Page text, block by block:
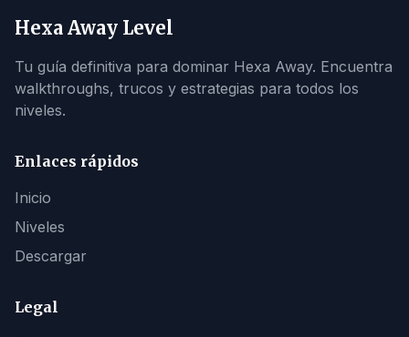
Hexa Away Level
Tu guía definitiva para dominar Hexa Away. Encuentra
walkthroughs, trucos y estrategias para todos los
niveles.
Enlaces rápidos
Inicio
Niveles
Descargar
Legal